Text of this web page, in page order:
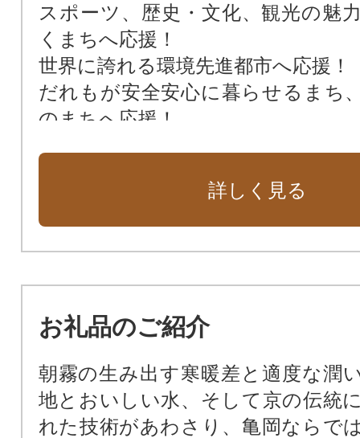
スポーツ、歴史・文化、観光の魅
くまちへ応援！
世界に誇れる環境先進都市へ応援！
だれもが安全安心に暮らせるまち
のまちへ応援！
京都サンガF.C.とともに進める「
ち」づくりを応援！
市民の健康と命の拠点、亀岡市立
詳しく見る
お礼品のご紹介
朝霧の生み出す寒暖差と適度な潤
地とおいしい水、そして京の伝統
れた技術があわさり、亀岡ならで